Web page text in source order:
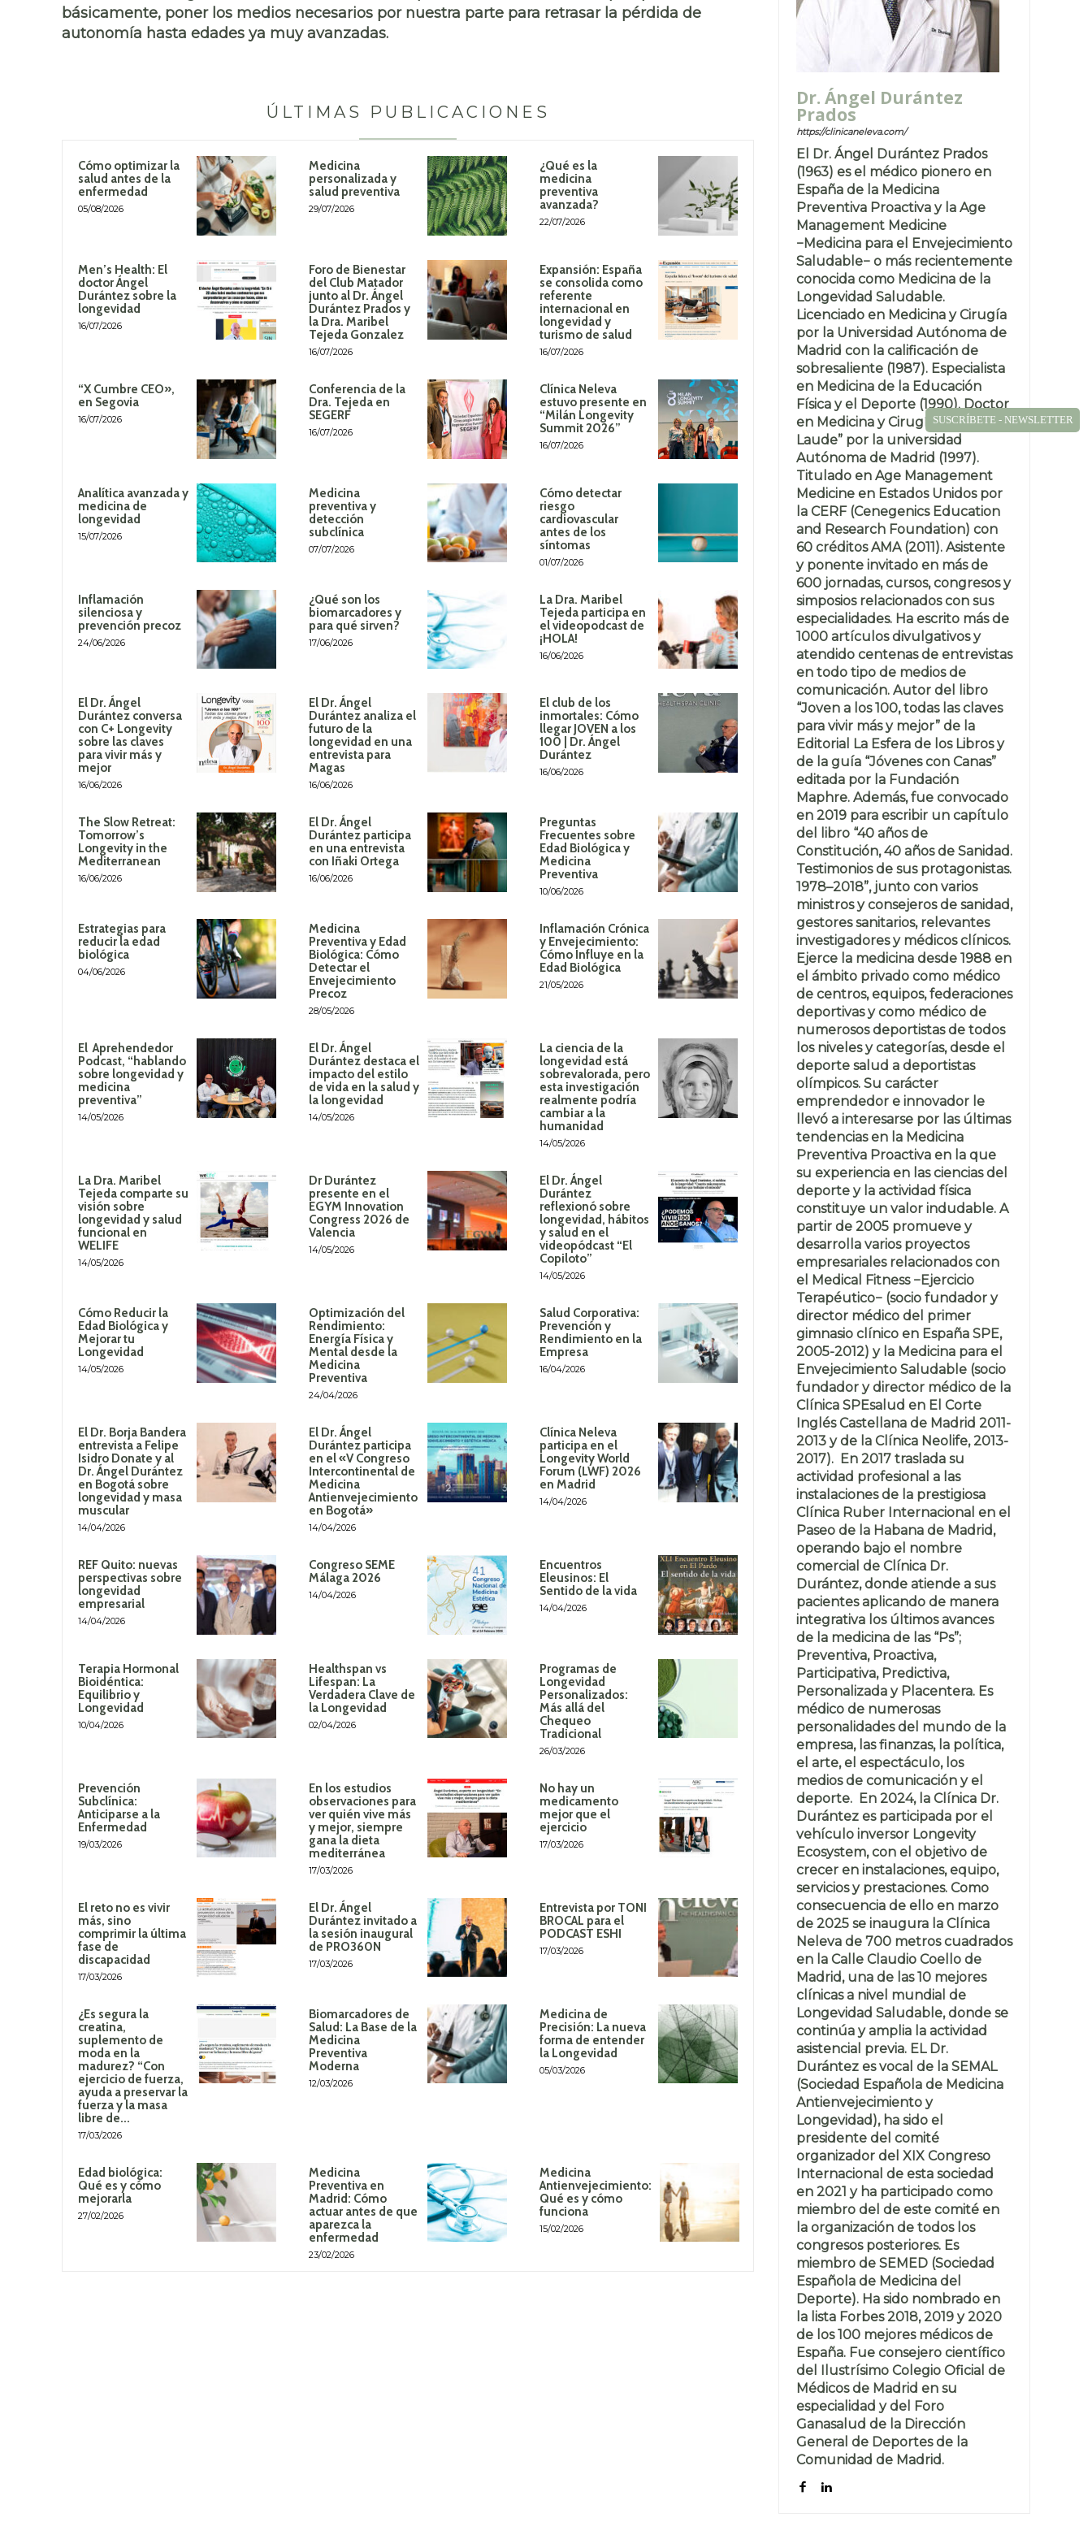
básicamente, poner los medios necesarios por nuestra parte para retrasar la pérdida de
autonomía hasta edades ya muy avanzadas.
ÚLTIMAS PUBLICACIONES
Cómo optimizar la
salud antes de la
enfermedad
05/08/2026
Medicina
personalizada y
salud preventiva
29/07/2026
¿Qué es la
medicina
preventiva
avanzada?
22/07/2026
Men’s Health: El
doctor Ángel
Durántez sobre la
longevidad
16/07/2026
Foro de Bienestar
del Club Matador
junto al Dr. Ángel
Durántez Prados y
la Dra. Maribel
Tejeda Gonzalez
16/07/2026
Expansión: España
se consolida como
referente
internacional en
longevidad y
turismo de salud
16/07/2026
“X Cumbre CEO»,
en Segovia
16/07/2026
Conferencia de la
Dra. Tejeda en
SEGERF
16/07/2026
Clínica Neleva
estuvo presente en
“Milán Longevity
Summit 2026”
16/07/2026
Analítica avanzada y
medicina de
longevidad
15/07/2026
Medicina
preventiva y
detección
subclínica
07/07/2026
Cómo detectar
riesgo
cardiovascular
antes de los
síntomas
01/07/2026
Inflamación
silenciosa y
prevención precoz
24/06/2026
¿Qué son los
biomarcadores y
para qué sirven?
17/06/2026
La Dra. Maribel
Tejeda participa en
el videopodcast de
¡HOLA!
16/06/2026
El Dr. Ángel
Durántez conversa
con C+ Longevity
sobre las claves
para vivir más y
mejor
16/06/2026
El Dr. Ángel
Durántez analiza el
futuro de la
longevidad en una
entrevista para
Magas
16/06/2026
El club de los
inmortales: Cómo
llegar JOVEN a los
100 | Dr. Ángel
Durántez
16/06/2026
The Slow Retreat:
Tomorrow’s
Longevity in the
Mediterranean
16/06/2026
El Dr. Ángel
Durántez participa
en una entrevista
con Iñaki Ortega
16/06/2026
Preguntas
Frecuentes sobre
Edad Biológica y
Medicina
Preventiva
10/06/2026
Estrategias para
reducir la edad
biológica
04/06/2026
Medicina
Preventiva y Edad
Biológica: Cómo
Detectar el
Envejecimiento
Precoz
28/05/2026
Inflamación Crónica
y Envejecimiento:
Cómo Influye en la
Edad Biológica
21/05/2026
El Aprehendedor
Podcast, “hablando
sobre longevidad y
medicina
preventiva”
14/05/2026
El Dr. Ángel
Durántez destaca el
impacto del estilo
de vida en la salud y
la longevidad
14/05/2026
La ciencia de la
longevidad está
sobrevalorada, pero
esta investigación
realmente podría
cambiar a la
humanidad
14/05/2026
La Dra. Maribel
Tejeda comparte su
visión sobre
longevidad y salud
funcional en
WELIFE
14/05/2026
Dr Durántez
presente en el
EGYM Innovation
Congress 2026 de
Valencia
14/05/2026
El Dr. Ángel
Durántez
reflexionó sobre
longevidad, hábitos
y salud en el
videopódcast “El
Copiloto”
14/05/2026
Cómo Reducir la
Edad Biológica y
Mejorar tu
Longevidad
14/05/2026
Optimización del
Rendimiento:
Energía Física y
Mental desde la
Medicina
Preventiva
24/04/2026
Salud Corporativa:
Prevención y
Rendimiento en la
Empresa
16/04/2026
El Dr. Borja Bandera
entrevista a Felipe
Isidro Donate y al
Dr. Ángel Durántez
en Bogotá sobre
longevidad y masa
muscular
14/04/2026
El Dr. Ángel
Durántez participa
en el «V Congreso
Intercontinental de
Medicina
Antienvejecimiento
en Bogotá»
14/04/2026
Clínica Neleva
participa en el
Longevity World
Forum (LWF) 2026
en Madrid
14/04/2026
REF Quito: nuevas
perspectivas sobre
longevidad
empresarial
14/04/2026
Congreso SEME
Málaga 2026
14/04/2026
Encuentros
Eleusinos: El
Sentido de la vida
14/04/2026
Terapia Hormonal
Bioidéntica:
Equilibrio y
Longevidad
10/04/2026
Healthspan vs
Lifespan: La
Verdadera Clave de
la Longevidad
02/04/2026
Programas de
Longevidad
Personalizados:
Más allá del
Chequeo
Tradicional
26/03/2026
Prevención
Subclínica:
Anticiparse a la
Enfermedad
19/03/2026
En los estudios
observaciones para
ver quién vive más
y mejor, siempre
gana la dieta
mediterránea
17/03/2026
No hay un
medicamento
mejor que el
ejercicio
17/03/2026
El reto no es vivir
más, sino
comprimir la última
fase de
discapacidad
17/03/2026
El Dr. Ángel
Durántez invitado a
la sesión inaugural
de PRO360N
17/03/2026
Entrevista por TONI
BROCAL para el
PODCAST ESHI
17/03/2026
¿Es segura la
creatina,
suplemento de
moda en la
madurez? “Con
ejercicio de fuerza,
ayuda a preservar la
fuerza y la masa
libre de...
17/03/2026
Biomarcadores de
Salud: La Base de la
Medicina
Preventiva
Moderna
12/03/2026
Medicina de
Precisión: La nueva
forma de entender
la Longevidad
05/03/2026
Edad biológica:
Qué es y cómo
mejorarla
27/02/2026
Medicina
Preventiva en
Madrid: Cómo
actuar antes de que
aparezca la
enfermedad
23/02/2026
Medicina
Antienvejecimiento:
Qué es y cómo
funciona
15/02/2026
Dr. Ángel Durántez
Prados
https://clinicaneleva.com/
El Dr. Ángel Durántez Prados
(1963) es el médico pionero en
España de la Medicina
Preventiva Proactiva y la Age
Management Medicine
−Medicina para el Envejecimiento
Saludable− o más recientemente
conocida como Medicina de la
Longevidad Saludable.
Licenciado en Medicina y Cirugía
por la Universidad Autónoma de
Madrid con la calificación de
sobresaliente (1987). Especialista
en Medicina de la Educación
Física y el Deporte (1990). Doctor
en Medicina y Cirugía “Cum
Laude” por la universidad
Autónoma de Madrid (1997).
Titulado en Age Management
Medicine en Estados Unidos por
la CERF (Cenegenics Education
and Research Foundation) con
60 créditos AMA (2011). Asistente
y ponente invitado en más de
600 jornadas, cursos, congresos y
simposios relacionados con sus
especialidades. Ha escrito más de
1000 artículos divulgativos y
atendido centenas de entrevistas
en todo tipo de medios de
comunicación. Autor del libro
“Joven a los 100, todas las claves
para vivir más y mejor” de la
Editorial La Esfera de los Libros y
de la guía “Jóvenes con Canas”
editada por la Fundación
Maphre. Además, fue convocado
en 2019 para escribir un capítulo
del libro “40 años de
Constitución, 40 años de Sanidad.
Testimonios de sus protagonistas.
1978–2018”, junto con varios
ministros y consejeros de sanidad,
gestores sanitarios, relevantes
investigadores y médicos clínicos.
Ejerce la medicina desde 1988 en
el ámbito privado como médico
de centros, equipos, federaciones
deportivas y como médico de
numerosos deportistas de todos
los niveles y categorías, desde el
deporte salud a deportistas
olímpicos. Su carácter
emprendedor e innovador le
llevó a interesarse por las últimas
tendencias en la Medicina
Preventiva Proactiva en la que
su experiencia en las ciencias del
deporte y la actividad física
constituye un valor indudable. A
partir de 2005 promueve y
desarrolla varios proyectos
empresariales relacionados con
el Medical Fitness −Ejercicio
Terapéutico− (socio fundador y
director médico del primer
gimnasio clínico en España SPE,
2005-2012) y la Medicina para el
Envejecimiento Saludable (socio
fundador y director médico de la
Clínica SPEsalud en El Corte
Inglés Castellana de Madrid 2011-
2013 y de la Clínica Neolife, 2013-
2017). En 2017 traslada su
actividad profesional a las
instalaciones de la prestigiosa
Clínica Ruber Internacional en el
Paseo de la Habana de Madrid,
operando bajo el nombre
comercial de Clínica Dr.
Durántez, donde atiende a sus
pacientes aplicando de manera
integrativa los últimos avances
de la medicina de las “Ps”;
Preventiva, Proactiva,
Participativa, Predictiva,
Personalizada y Placentera. Es
médico de numerosas
personalidades del mundo de la
empresa, las finanzas, la política,
el arte, el espectáculo, los
medios de comunicación y el
deporte. En 2024, la Clínica Dr.
Durántez es participada por el
vehículo inversor Longevity
Ecosystem, con el objetivo de
crecer en instalaciones, equipo,
servicios y prestaciones. Como
consecuencia de ello en marzo
de 2025 se inaugura la Clínica
Neleva de 700 metros cuadrados
en la Calle Claudio Coello de
Madrid, una de las 10 mejores
clínicas a nivel mundial de
Longevidad Saludable, donde se
continúa y amplia la actividad
asistencial previa. EL Dr.
Durántez es vocal de la SEMAL
(Sociedad Española de Medicina
Antienvejecimiento y
Longevidad), ha sido el
presidente del comité
organizador del XIX Congreso
Internacional de esta sociedad
en 2021 y ha participado como
miembro del de este comité en
la organización de todos los
congresos posteriores. Es
miembro de SEMED (Sociedad
Española de Medicina del
Deporte). Ha sido nombrado en
la lista Forbes 2018, 2019 y 2020
de los 100 mejores médicos de
España. Fue consejero científico
del Ilustrísimo Colegio Oficial de
Médicos de Madrid en su
especialidad y del Foro
Ganasalud de la Dirección
General de Deportes de la
Comunidad de Madrid.
SUSCRÍBETE - NEWSLETTER